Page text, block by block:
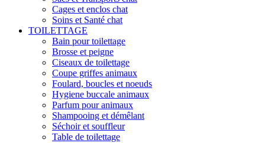
Cages et enclos chat
Soins et Santé chat
TOILETTAGE
Bain pour toilettage
Brosse et peigne
Ciseaux de toilettage
Coupe griffes animaux
Foulard, boucles et noeuds
Hygiene buccale animaux
Parfum pour animaux
Shampooing et démêlant
Séchoir et souffleur
Table de toilettage